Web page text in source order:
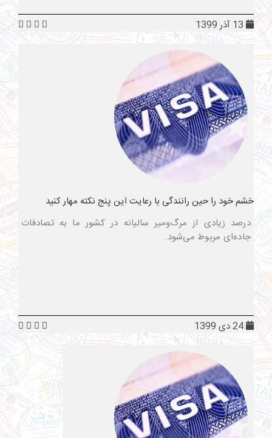
خشم خود را حین رانندگی با رعایت این پنج نکته مهار کنید
درصد زیادی از مرگ‌ومیر سالیانه در کشور ما به تصادفات
جاده‌ای مربوط می‌شود.